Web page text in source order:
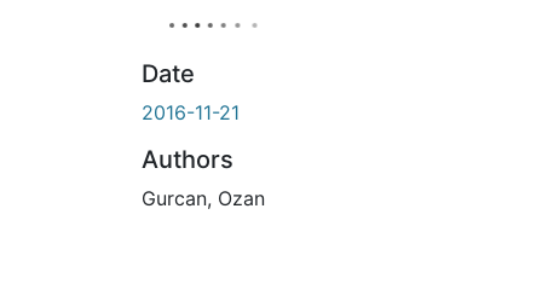
Date
2016-11-21
Authors
Gurcan, Ozan